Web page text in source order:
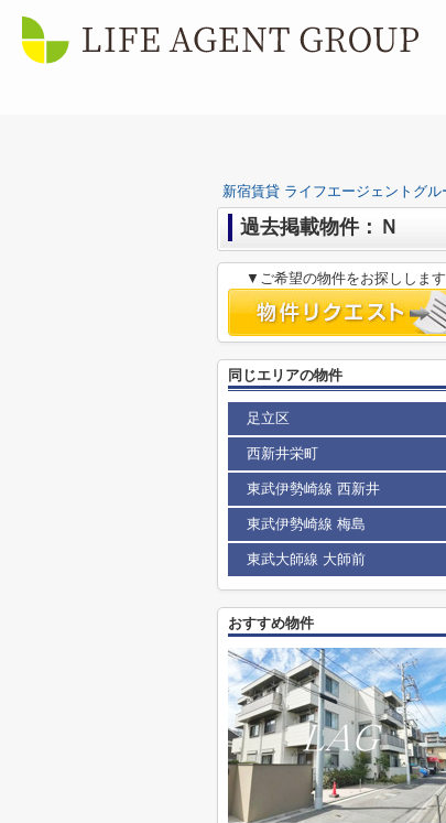
新宿賃貸 ライフエージェントグル
過去掲載物件：Ｎ
▼ご希望の物件をお探しします
同じエリアの物件
足立区
西新井栄町
東武伊勢崎線 西新井
東武伊勢崎線 梅島
東武大師線 大師前
おすすめ物件